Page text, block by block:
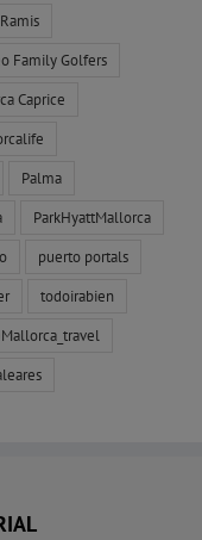
Family Golfers
Caprice
Palma
ParkHyattMallorca
puerto portals
todoirabien